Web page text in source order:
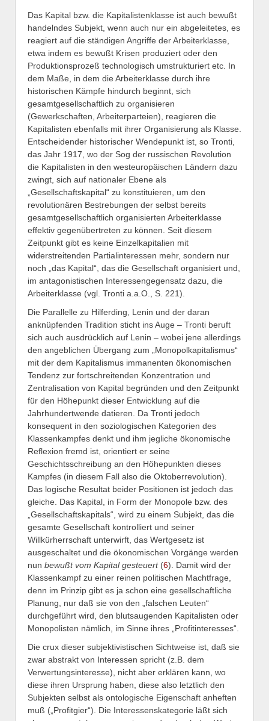
Das Kapital bzw. die Kapitalistenklasse ist auch bewußt
handelndes Subjekt, wenn auch nur ein abgeleitetes, es
reagiert auf die ständigen Angriffe der Arbeiterklasse,
etwa indem es bewußt Krisen produziert oder den
Produktionsprozeß technologisch umstrukturiert etc. In
dem Maße, in dem die Arbeiterklasse durch ihre
historischen Kämpfe hindurch beginnt, sich
gesamtgesellschaftlich zu organisieren
(Gewerkschaften, Arbeiterparteien), reagieren die
Kapitalisten ebenfalls mit ihrer Organisierung als Klasse.
Entscheidender historischer Wendepunkt ist, so Tronti,
das Jahr 1917, wo der Sog der russischen Revolution
die Kapitalisten in den westeuropäischen Ländern dazu
zwingt, sich auf nationaler Ebene als
„Gesellschaftskapital“ zu konstituieren, um den
revolutionären Bestrebungen der selbst bereits
gesamtgesellschaftlich organisierten Arbeiterklasse
effektiv gegenübertreten zu können. Seit diesem
Zeitpunkt gibt es keine Einzelkapitalien mit
widerstreitenden Partialinteressen mehr, sondern nur
noch „das Kapital“, das die Gesellschaft organisiert und,
im antagonistischen Interessengegensatz dazu, die
Arbeiterklasse (vgl. Tronti a.a.O., S. 221).
Die Parallelle zu Hilferding, Lenin und der daran
anknüpfenden Tradition sticht ins Auge – Tronti beruft
sich auch ausdrücklich auf Lenin – wobei jene allerdings
den angeblichen Übergang zum „Monopolkapitalismus“
mit der dem Kapitalismus immanenten ökonomischen
Tendenz zur fortschreitenden Konzentration und
Zentralisation von Kapital begründen und den Zeitpunkt
für den Höhepunkt dieser Entwicklung auf die
Jahrhundertwende datieren. Da Tronti jedoch
konsequent in den soziologischen Kategorien des
Klassenkampfes denkt und ihm jegliche ökonomische
Reflexion fremd ist, orientiert er seine
Geschichtsschreibung an den Höhepunkten dieses
Kampfes (in diesem Fall also die Oktoberrevolution).
Das logische Resultat beider Positionen ist jedoch das
gleiche. Das Kapital, in Form der Monopole bzw. des
„Gesellschaftskapitals“, wird zu einem Subjekt, das die
gesamte Gesellschaft kontrolliert und seiner
Willkürherrschaft unterwirft, das Wertgesetz ist
ausgeschaltet und die ökonomischen Vorgänge werden
nun bewußt vom Kapital gesteuert(6). Damit wird der
Klassenkampf zu einer reinen politischen Machtfrage,
denn im Prinzip gibt es ja schon eine gesellschaftliche
Planung, nur daß sie von den „falschen Leuten“
durchgeführt wird, den blutsaugenden Kapitalisten oder
Monopolisten nämlich, im Sinne ihres „Profitinteresses“.
Die crux dieser subjektivistischen Sichtweise ist, daß sie
zwar abstrakt von Interessen spricht (z.B. dem
Verwertungsinteresse), nicht aber erklären kann, wo
diese ihren Ursprung haben, diese also letztlich den
Subjekten selbst als ontologische Eigenschaft anheften
muß („Profitgier“). Die Interessenskategorie läßt sich